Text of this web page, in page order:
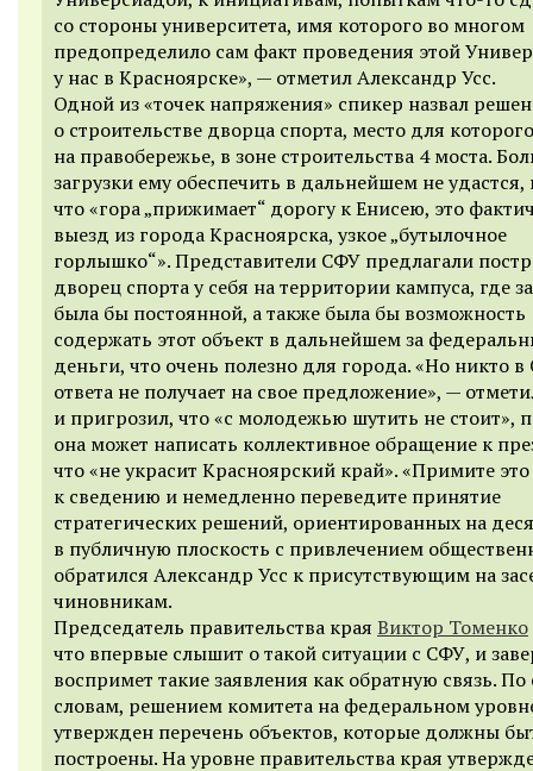
со стороны университета, имя которого во многом
предопределило сам факт проведения этой
у нас в Красноярске», — отметил Александр Усс.
Одной из «точек напряжения» спикер назвал
о строительстве дворца спорта, место для
на правобережье, в зоне строительства 4 моста.
загрузки ему обеспечить в дальнейшем не удастся,
что «гора „прижимает“ дорогу к Енисею, это
выезд из города Красноярска, узкое „бутылочное
горлышко“». Представители СФУ предлагали
дворец спорта у себя на территории кампуса, где
была бы постоянной, а также была бы возможность
содержать этот объект в дальнейшем за
деньги, что очень полезно для города. «Но никто
ответа не получает на свое предложение», —
и пригрозил, что «с молодежью шутить не стоит»,
она может написать коллективное обращение к
что «не украсит Красноярский край». «Примите это
к сведению и немедленно переведите принятие
стратегических решений, ориентированных на
в публичную плоскость с привлечением
обратился Александр Усс к присутствующим на
чиновникам.
Председатель правительства края Виктор Томенко
что впервые слышит о такой ситуации с СФУ, и
воспримет такие заявления как обратную связь. По
словам, решением комитета на федеральном
утвержден перечень объектов, которые должны
построены. На уровне правительства края